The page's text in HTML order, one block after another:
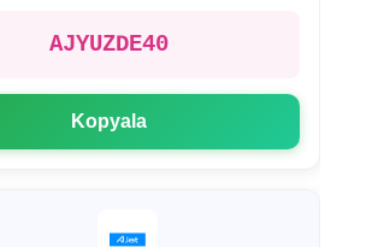
AJYUZDE40
Kopyala